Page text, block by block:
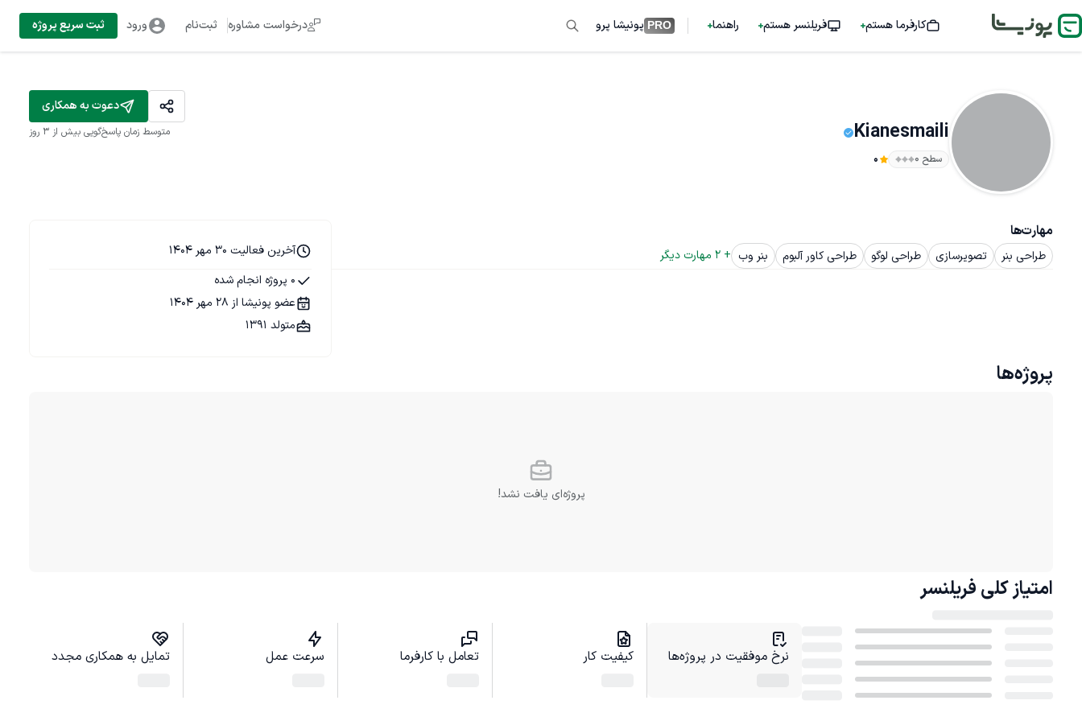
کارفرما هستم فریلنسر هستم راهنما PRO پونیشا پرو درخواست مشاوره ثبت‌نام ورود ثبت سریع پروژه
Kianesmaili
سطح ۰ 0
دعوت به همکاری
متوسط زمان پاسخ‌گویی بیش از ۳ روز
مهارت‌ها
طراحی بنر تصویرسازی طراحی لوگو طراحی کاور آلبوم بنر وب +
2 مهارت دیگر
آخرین فعالیت 30 مهر 1404
0 پروژه انجام شده
عضو پونیشا از 28 مهر 1404
متولد 1391
پروژه‌ها
پروژه‌ای یافت نشد!
امتیاز کلی فریلنسر
نرخ موفقیت در پروژه‌ها کیفیت کار تعامل با کارفرما سرعت عمل تمایل به همکاری مجدد